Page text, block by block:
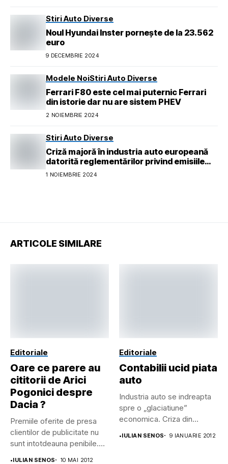
Stiri Auto Diverse
Noul Hyundai Inster pornește de la 23.562
euro
9 DECEMBRIE 2024
Modele NoiStiri Auto Diverse
Ferrari F80 este cel mai puternic Ferrari
din istorie dar nu are sistem PHEV
2 NOIEMBRIE 2024
Stiri Auto Diverse
Criză majoră în industria auto europeană
datorită reglementărilor privind emisiile
pentru 2026
1 NOIEMBRIE 2024
ARTICOLE SIMILARE
Editoriale
Oare ce parere au
cititorii de Arici
Pogonici despre
Dacia ?
Premiile oferite de presa
clientilor de publicitate nu
sunt intotdeauna penibile.
•IULIAN SENOS 10 MAI 2012
Editoriale
Contabilii ucid piata
auto
Industria auto se indreapta
spre o „glaciatiune”
economica. Criza din
•IULIAN SENOS 9 IANUARIE 2012